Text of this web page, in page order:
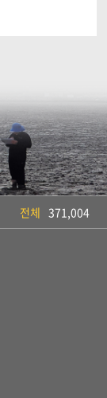
전체 371,004